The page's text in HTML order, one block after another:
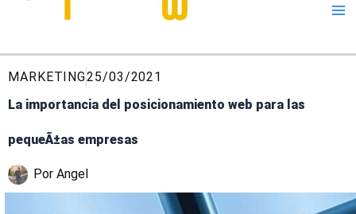
MARKETING25/03/2021
La importancia del posicionamiento web para las
pequeÃ±as empresas
Por Angel